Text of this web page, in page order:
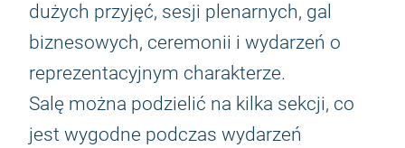
dużych przyjęć, sesji plenarnych, gal
biznesowych, ceremonii i wydarzeń o
reprezentacyjnym charakterze.
Salę można podzielić na kilka sekcji, co
jest wygodne podczas wydarzeń